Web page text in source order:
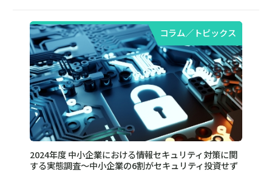
コラム／トピックス
2024年度 中小企業における情報セキュリティ対策に関
する実態調査～中小企業の6割がセキュリティ投資せず